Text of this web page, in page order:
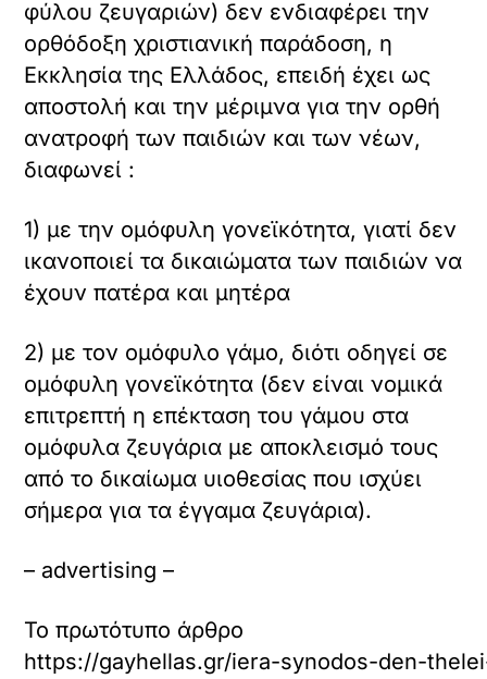
φύλου ζευγαριών) δεν ενδιαφέρει την
ορθόδοξη χριστιανική παράδοση, η
Εκκλησία της Ελλάδος, επειδή έχει ως
αποστολή και την μέριμνα για την ορθή
ανατροφή των παιδιών και των νέων,
διαφωνεί :
1) με την ομόφυλη γονεϊκότητα, γιατί δεν
ικανοποιεί τα δικαιώματα των παιδιών να
έχουν πατέρα και μητέρα
2) με τον ομόφυλο γάμο, διότι οδηγεί σε
ομόφυλη γονεϊκότητα (δεν είναι νομικά
επιτρεπτή η επέκταση του γάμου στα
ομόφυλα ζευγάρια με αποκλεισμό τους
από το δικαίωμα υιοθεσίας που ισχύει
σήμερα για τα έγγαμα ζευγάρια).
– advertising –
Το πρωτότυπο άρθρο
https://gayhellas.gr/iera-synodos-den-